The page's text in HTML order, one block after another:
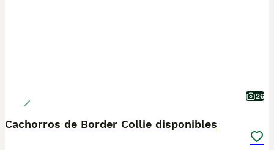
26
Cachorros de Border Collie disponibles